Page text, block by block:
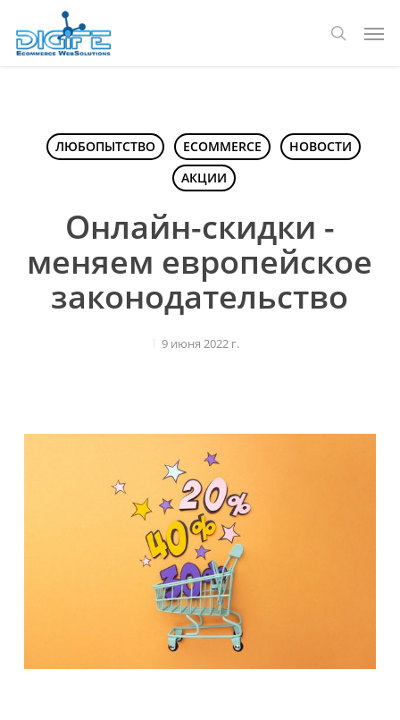
основному
поиск
ЛЮБОПЫТСТВО ECOMMERCE
НОВОСТИ
АКЦИИ
Онлайн-скидки -
меняем европейское
законодательство
9 июня 2022 г.